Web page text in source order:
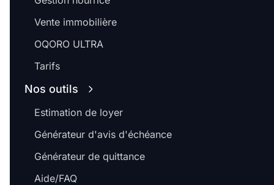
Vente immobilière
OQORO ULTRA
Tarifs
Nos outils
Estimation de loyer
Générateur d'avis d'échéance
Générateur de quittance
Aide/FAQ